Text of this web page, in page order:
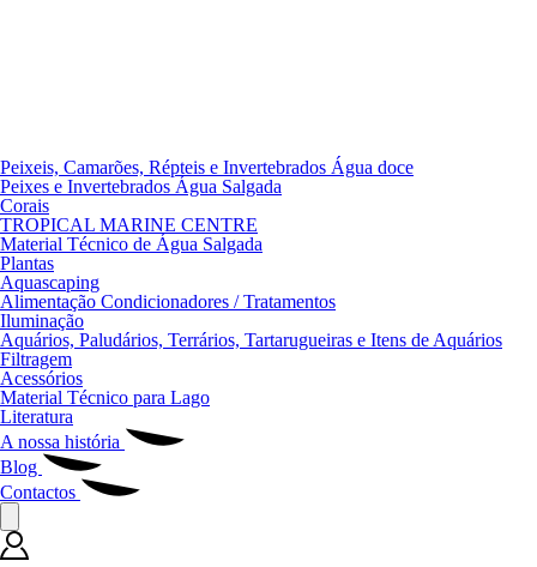
Peixeis, Camarões, Répteis e Invertebrados Água doce
Peixes e Invertebrados Água Salgada
Corais
TROPICAL MARINE CENTRE
Material Técnico de Água Salgada
Plantas
Aquascaping
Alimentação Condicionadores / Tratamentos
Iluminação
Aquários, Paludários, Terrários, Tartarugueiras e Itens de Aquários
Filtragem
Acessórios
Material Técnico para Lago
Literatura
A nossa história
Blog
Contactos